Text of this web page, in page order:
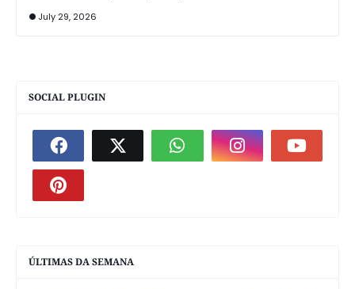
July 29, 2026
SOCIAL PLUGIN
ÚLTIMAS DA SEMANA